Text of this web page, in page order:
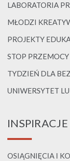
LABORATORIA
MŁODZI
PROJEKTY
STOP
TYDZIEŃ DLA
UNIWERSYTET
OSIĄGNIĘCIA I